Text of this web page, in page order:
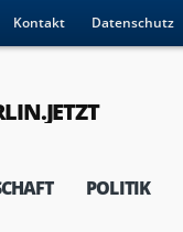
Kontakt Datenschutz
POLITIK